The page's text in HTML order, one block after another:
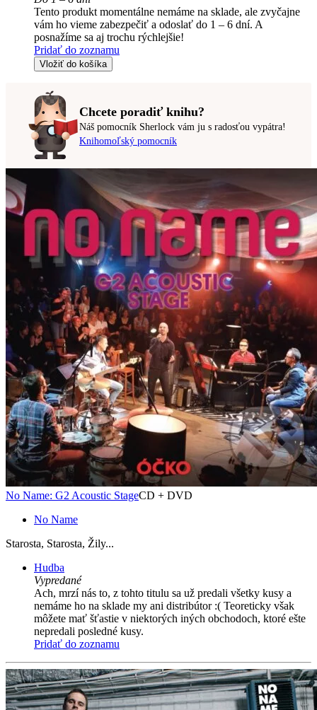
Tento produkt momentálne nemáme na sklade, ale zvyčajne
vám ho vieme zabezpečiť a odoslať do 1 – 6 dní. A
posnažíme sa aj trochu rýchlejšie!
Pridať do zoznamu
Vložiť do košíka
Chcete poradiť knihu?
Náš pomocník Sherlock vám ju s radosťou vypátra!
Knihomoľský pomocník
No Name: G2 Acoustic StageCD + DVD
No Name
Starosta, Starosta, Žily...
Hudba
Vypredané
Ach, mrzí nás to, z tohto titulu sa už predali všetky kusy a
nemáme ho na sklade my ani distribútor :( Teoreticky však
môžete mať šťastie v niektorých iných obchodoch, ktoré ešte
nepredali posledné kusy.
Pridať do zoznamu